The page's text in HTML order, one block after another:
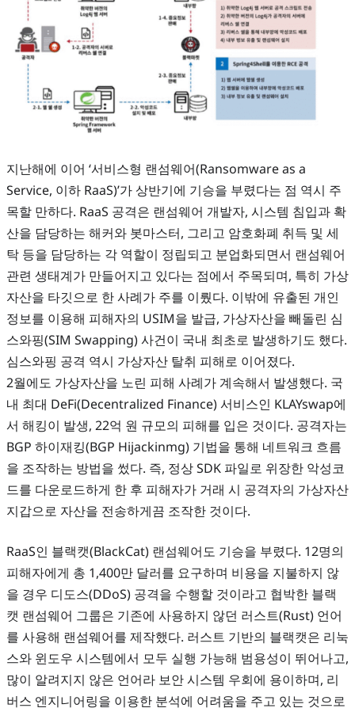
지난해에 이어 ‘서비스형 랜섬웨어(Ransomware as a
Service, 이하 RaaS)’가 상반기에 기승을 부렸다는 점 역시 주
목할 만하다. RaaS 공격은 랜섬웨어 개발자, 시스템 침입과 확
산을 담당하는 해커와 봇마스터, 그리고 암호화폐 취득 및 세
탁 등을 담당하는 각 역할이 정립되고 분업화되면서 랜섬웨어
관련 생태계가 만들어지고 있다는 점에서 주목되며, 특히 가상
자산을 타깃으로 한 사례가 주를 이뤘다. 이밖에 유출된 개인
정보를 이용해 피해자의 USIM을 발급, 가상자산을 빼돌린 심
스와핑(SIM Swapping) 사건이 국내 최초로 발생하기도 했다.
심스와핑 공격 역시 가상자산 탈취 피해로 이어졌다.
2월에도 가상자산을 노린 피해 사례가 계속해서 발생했다. 국
내 최대 DeFi(Decentralized Finance) 서비스인 KLAYswap에
서 해킹이 발생, 22억 원 규모의 피해를 입은 것이다. 공격자는
BGP 하이재킹(BGP Hijackinmg) 기법을 통해 네트워크 흐름
을 조작하는 방법을 썼다. 즉, 정상 SDK 파일로 위장한 악성코
드를 다운로드하게 한 후 피해자가 거래 시 공격자의 가상자산
지갑으로 자산을 전송하게끔 조작한 것이다.
RaaS인 블랙캣(BlackCat) 랜섬웨어도 기승을 부렸다. 12명의
피해자에게 총 1,400만 달러를 요구하며 비용을 지불하지 않
을 경우 디도스(DDoS) 공격을 수행할 것이라고 협박한 블랙
캣 랜섬웨어 그룹은 기존에 사용하지 않던 러스트(Rust) 언어
를 사용해 랜섬웨어를 제작했다. 러스트 기반의 블랙캣은 리눅
스와 윈도우 시스템에서 모두 실행 가능해 범용성이 뛰어나고,
많이 알려지지 않은 언어라 보안 시스템 우회에 용이하며, 리
버스 엔지니어링을 이용한 분석에 어려움을 주고 있는 것으로